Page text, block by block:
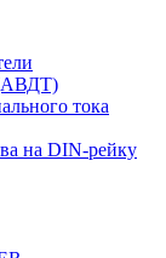
(АВДТ)
тока
на DIN-рейку